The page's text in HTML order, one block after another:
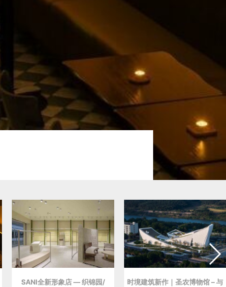
SANI全新形象店 — 织锦园/
时境建筑新作｜圣农博物馆 – 与